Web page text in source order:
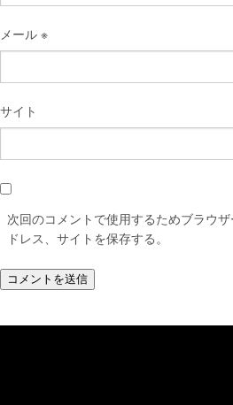
メール ※
サイト
次回のコメントで使用するためブラウ
ドレス、サイトを保存する。